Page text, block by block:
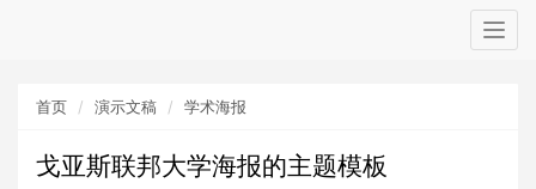
首页 演示文稿 学术海报
戈亚斯联邦大学海报的主题模板